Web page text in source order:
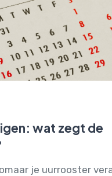
wat zegt de
je uurrooster